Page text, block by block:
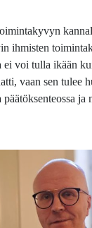
ihmisten
ei voi tulla ikään
vaan sen tulee
ja